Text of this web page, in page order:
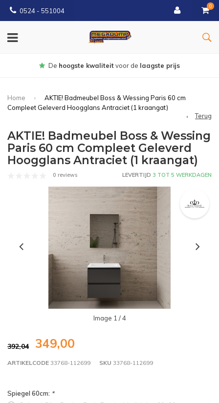
0524 - 551004
0
Gratisbezorgd vanaf €150
Home
AKTIE! Badmeubel Boss & Wessing Paris 60 cm
Compleet Geleverd Hoogglans Antraciet (1 kraangat)
Terug
AKTIE! Badmeubel Boss & Wessing
Paris 60 cm Compleet Geleverd
Hoogglans Antraciet (1 kraangat)
0 reviews LEVERTIJD 3 TOT 5 WERKDAGEN
Image 1 / 4
392,04 349,00
ARTIKELCODE 33768-112699 SKU 33768-112699
Spiegel 60cm: *